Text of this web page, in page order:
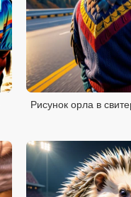
Рисунок орла в